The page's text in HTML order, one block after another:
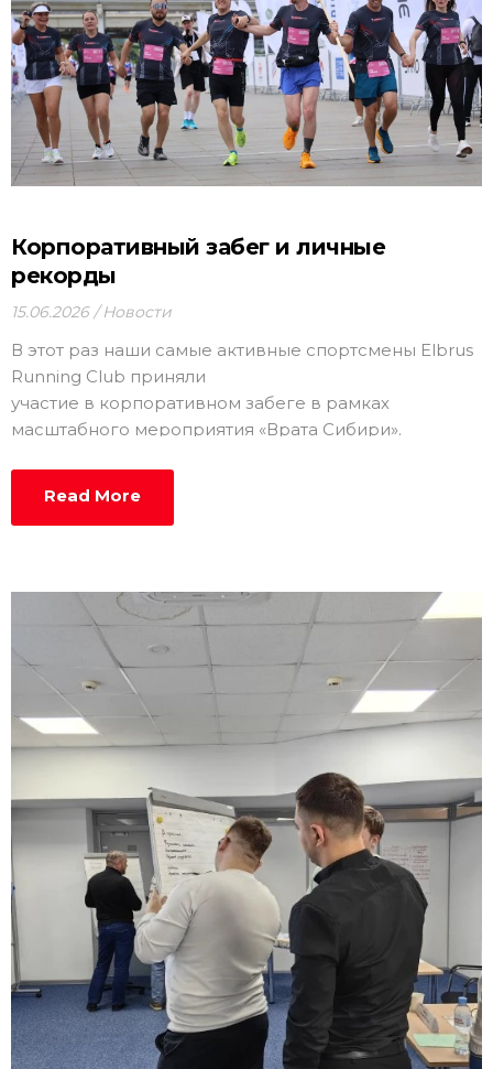
Корпоративный забег и личные
рекорды
15.06.2026 Новости
В этот раз наши самые активные спортсмены Elbrus
Running Club приняли
участие в корпоративном забеге в рамках
масштабного мероприятия «Врата Сибири».
Read More